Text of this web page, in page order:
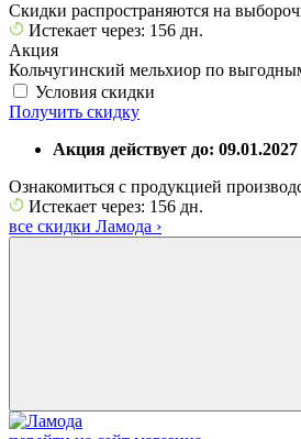
Скидки распространяются на
Истекает через: 156 дн.
Акция
Кольчугинский мельхиор по
Условия скидки
Получить скидку
Акция действует до: 09.01.2027
Ознакомиться с продукцией
Истекает через: 156 дн.
все скидки Ламода ›